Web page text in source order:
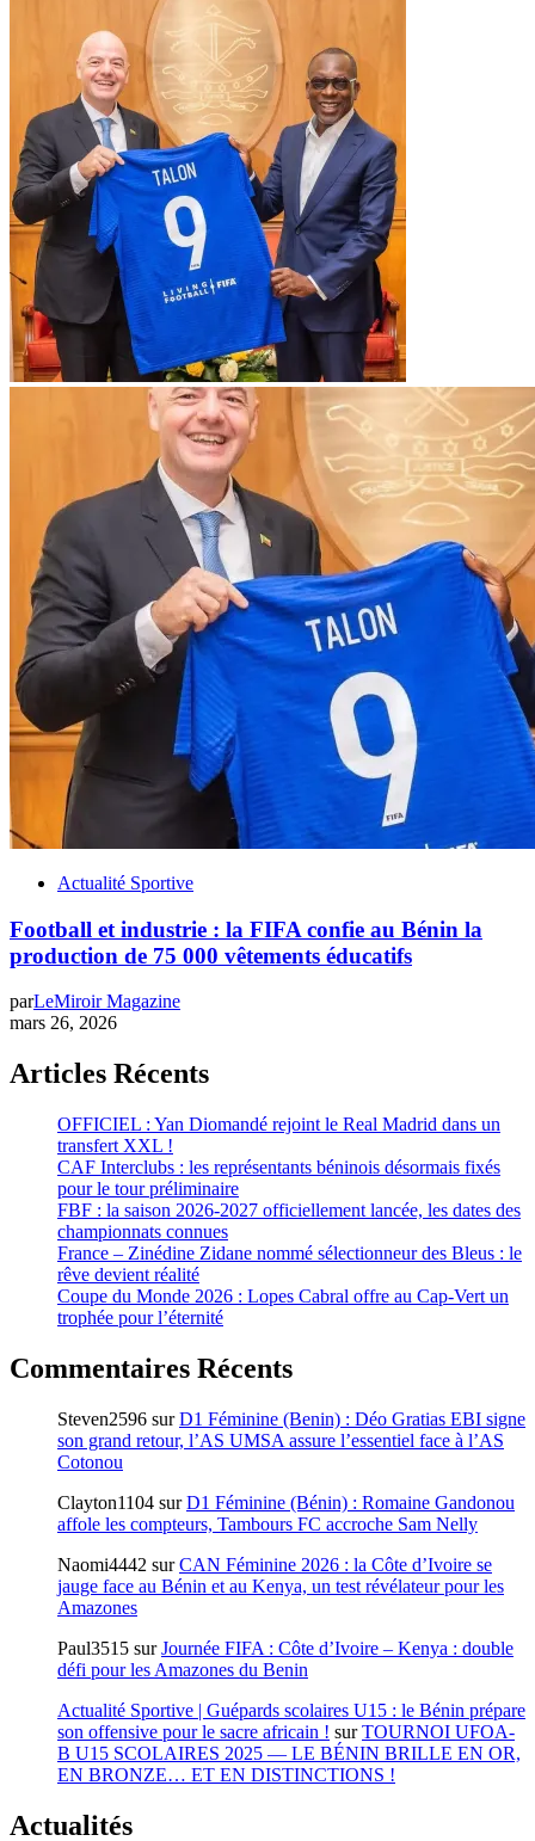
Actualité Sportive
Football et industrie : la FIFA confie au Bénin la
production de 75 000 vêtements éducatifs
parLeMiroir Magazine
mars 26, 2026
Articles Récents
OFFICIEL : Yan Diomandé rejoint le Real Madrid dans un
transfert XXL !
CAF Interclubs : les représentants béninois désormais fixés
pour le tour préliminaire
FBF : la saison 2026-2027 officiellement lancée, les dates des
championnats connues
France – Zinédine Zidane nommé sélectionneur des Bleus : le
rêve devient réalité
Coupe du Monde 2026 : Lopes Cabral offre au Cap-Vert un
trophée pour l’éternité
Commentaires Récents
Steven2596 surD1 Féminine (Benin) : Déo Gratias EBI signe
son grand retour, l’AS UMSA assure l’essentiel face à l’AS
Cotonou
Clayton1104 surD1 Féminine (Bénin) : Romaine Gandonou
affole les compteurs, Tambours FC accroche Sam Nelly
Naomi4442 surCAN Féminine 2026 : la Côte d’Ivoire se
jauge face au Bénin et au Kenya, un test révélateur pour les
Amazones
Paul3515 surJournée FIFA : Côte d’Ivoire – Kenya : double
défi pour les Amazones du Benin
Actualité Sportive | Guépards scolaires U15 : le Bénin prépare
son offensive pour le sacre africain ! surTOURNOI UFOA-
B U15 SCOLAIRES 2025 — LE BÉNIN BRILLE EN OR,
EN BRONZE… ET EN DISTINCTIONS !
Actualités